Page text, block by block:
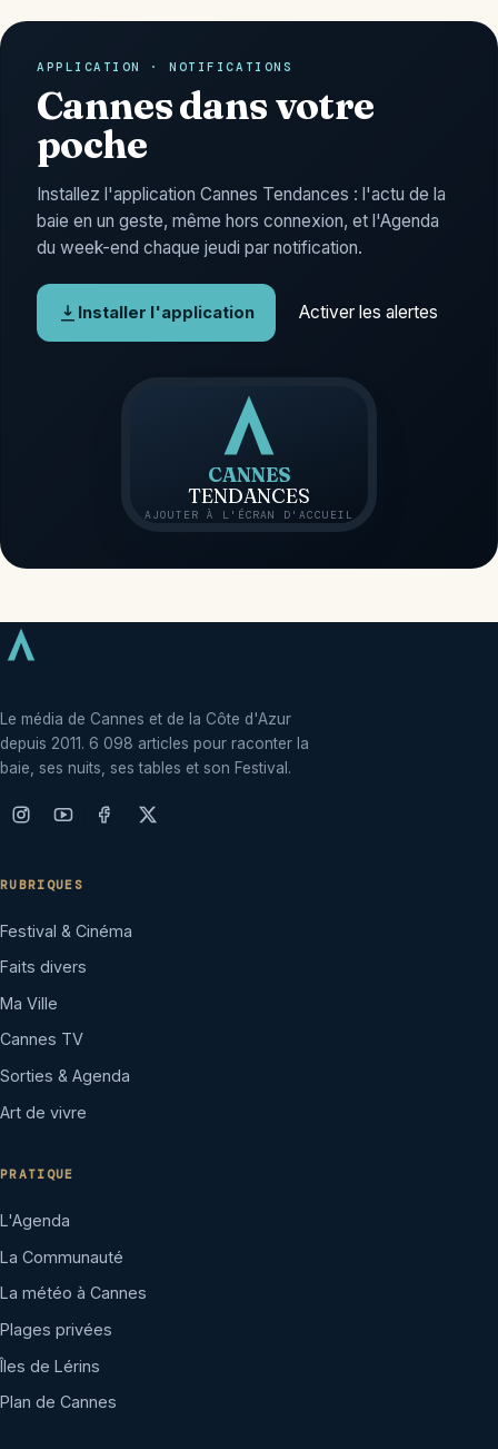
APPLICATION · NOTIFICATIONS
Cannes dans votre
poche
Installez l'application Cannes Tendances : l'actu de la
baie en un geste, même hors connexion, et l'Agenda
du week-end chaque jeudi par notification.
Installer l'application Activer les alertes
CANNES
TENDANCES
AJOUTER À L'ÉCRAN D'ACCUEIL
Le média de Cannes et de la Côte d'Azur
depuis 2011. 6 098 articles pour raconter la
baie, ses nuits, ses tables et son Festival.
RUBRIQUES
Festival & Cinéma
Faits divers
Ma Ville
Cannes TV
Sorties & Agenda
Art de vivre
PRATIQUE
L'Agenda
La Communauté
La météo à Cannes
Plages privées
Îles de Lérins
Plan de Cannes